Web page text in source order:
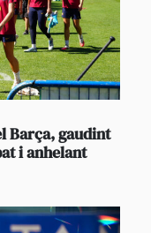
Barça, gaudint
i anhelant